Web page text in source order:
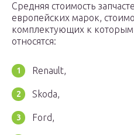
Средняя стоимость
европейских марок,
комплектующих к
относятся:
Renault,
Skoda,
Ford,